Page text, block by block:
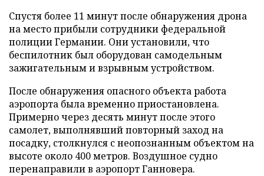
Спустя более 11 минут после обнаружения дрона
на место прибыли сотрудники федеральной
полиции Германии. Они установили, что
беспилотник был оборудован самодельным
зажигательным и взрывным устройством.
После обнаружения опасного объекта работа
аэропорта была временно приостановлена.
Примерно через десять минут после этого
самолет, выполнявший повторный заход на
посадку, столкнулся с неопознанным объектом на
высоте около 400 метров. Воздушное судно
перенаправили в аэропорт Ганновера.